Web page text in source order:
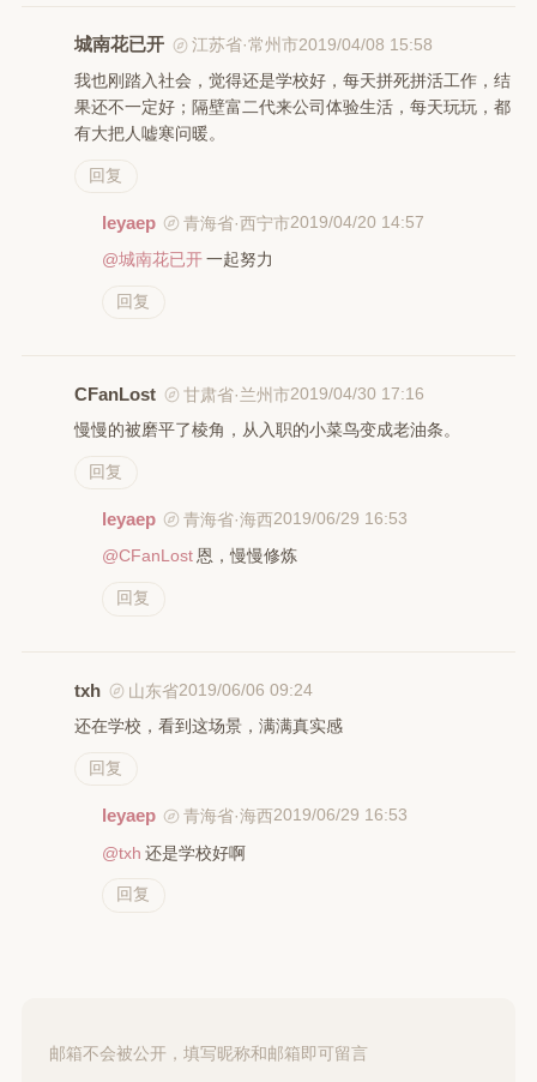
城南花已开 江苏省·常州市2019/04/08 15:58
我也刚踏入社会，觉得还是学校好，每天拼死拼活工作，结
果还不一定好；隔壁富二代来公司体验生活，每天玩玩，都
有大把人嘘寒问暖。
回复
leyaep 青海省·西宁市2019/04/20 14:57
@城南花已开 一起努力
回复
CFanLost 甘肃省·兰州市2019/04/30 17:16
慢慢的被磨平了棱角，从入职的小菜鸟变成老油条。
回复
leyaep 青海省·海西2019/06/29 16:53
@CFanLost 恩，慢慢修炼
回复
txh 山东省2019/06/06 09:24
还在学校，看到这场景，满满真实感
回复
leyaep 青海省·海西2019/06/29 16:53
@txh 还是学校好啊
回复
邮箱不会被公开，填写昵称和邮箱即可留言